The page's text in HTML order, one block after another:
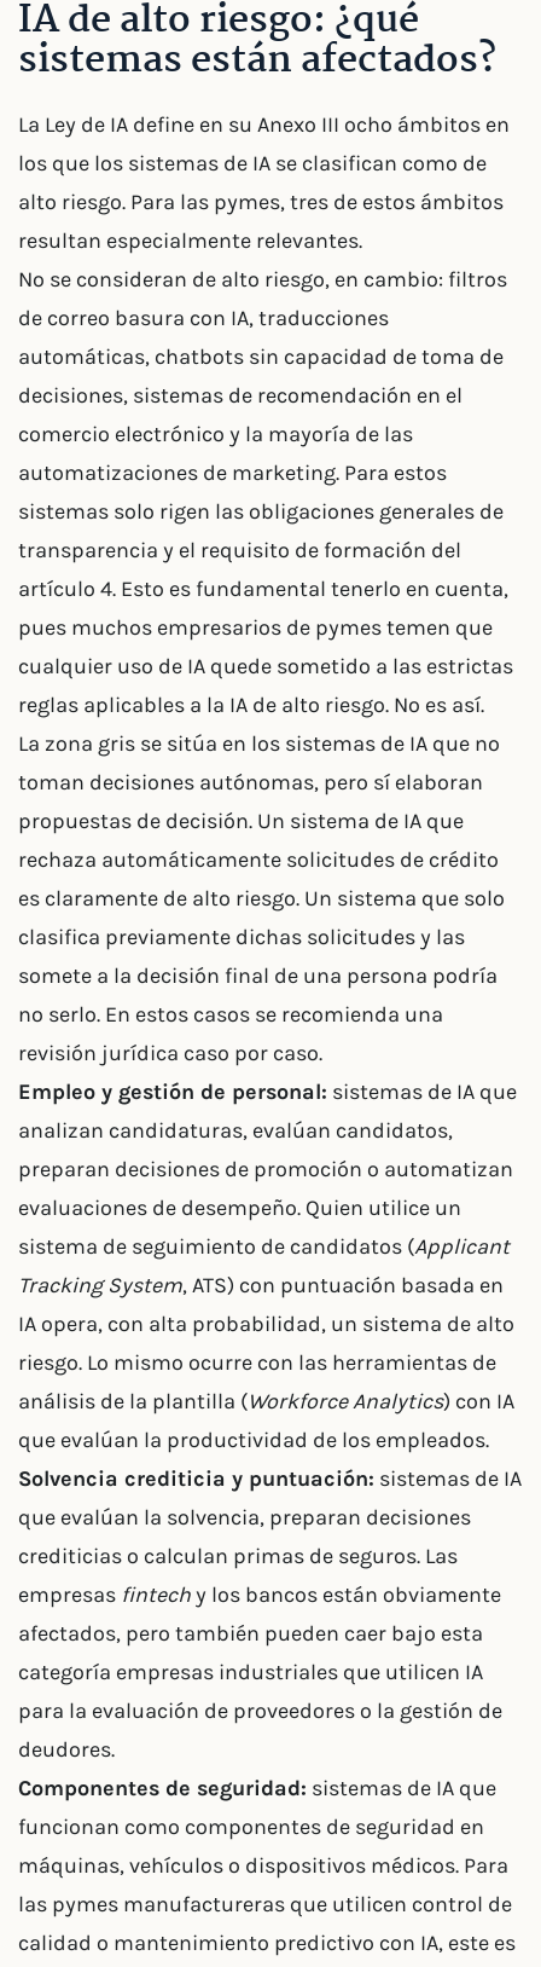
IA de alto riesgo: ¿qué
sistemas están afectados?
La Ley de IA define en su Anexo III ocho ámbitos en
los que los sistemas de IA se clasifican como de
alto riesgo. Para las pymes, tres de estos ámbitos
resultan especialmente relevantes.
No se consideran de alto riesgo, en cambio: filtros
de correo basura con IA, traducciones
automáticas, chatbots sin capacidad de toma de
decisiones, sistemas de recomendación en el
comercio electrónico y la mayoría de las
automatizaciones de marketing. Para estos
sistemas solo rigen las obligaciones generales de
transparencia y el requisito de formación del
artículo 4. Esto es fundamental tenerlo en cuenta,
pues muchos empresarios de pymes temen que
cualquier uso de IA quede sometido a las estrictas
reglas aplicables a la IA de alto riesgo. No es así.
La zona gris se sitúa en los sistemas de IA que no
toman decisiones autónomas, pero sí elaboran
propuestas de decisión. Un sistema de IA que
rechaza automáticamente solicitudes de crédito
es claramente de alto riesgo. Un sistema que solo
clasifica previamente dichas solicitudes y las
somete a la decisión final de una persona podría
no serlo. En estos casos se recomienda una
revisión jurídica caso por caso.
Empleo y gestión de personal: sistemas de IA que
analizan candidaturas, evalúan candidatos,
preparan decisiones de promoción o automatizan
evaluaciones de desempeño. Quien utilice un
sistema de seguimiento de candidatos (Applicant
Tracking System, ATS) con puntuación basada en
IA opera, con alta probabilidad, un sistema de alto
riesgo. Lo mismo ocurre con las herramientas de
análisis de la plantilla (Workforce Analytics) con IA
que evalúan la productividad de los empleados.
Solvencia crediticia y puntuación: sistemas de IA
que evalúan la solvencia, preparan decisiones
crediticias o calculan primas de seguros. Las
empresas fintechy los bancos están obviamente
afectados, pero también pueden caer bajo esta
categoría empresas industriales que utilicen IA
para la evaluación de proveedores o la gestión de
deudores.
Componentes de seguridad: sistemas de IA que
funcionan como componentes de seguridad en
máquinas, vehículos o dispositivos médicos. Para
las pymes manufactureras que utilicen control de
calidad o mantenimiento predictivo con IA, este es